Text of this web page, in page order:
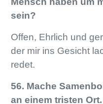
sein?
Offen, Ehrlich und
der mir ins Gesicht
redet.
56. Mache
an einem tristen